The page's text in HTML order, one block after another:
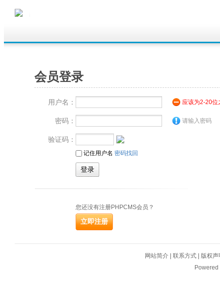
会员登录
用户名： 应该为2-20位
密码： 请输入密码
验证码：
记住用户名 密码找回
您还没有注册PHPCMS会员？
网站简介 联系方式
版权声